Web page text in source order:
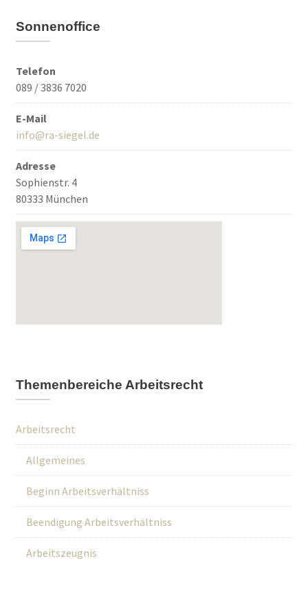
Sonnenoffice
Telefon
089 / 3836 7020
E-Mail
info@ra-siegel.de
Adresse
Sophienstr. 4
80333 München
Themenbereiche Arbeitsrecht
Arbeitsrecht
Allgemeines
Beginn Arbeitsverhältniss
Beendigung Arbeitsverhältniss
Arbeitszeugnis